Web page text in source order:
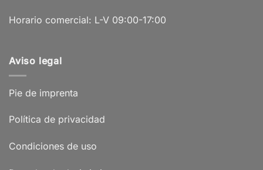
Horario comercial: L-V 09:00-17:00
Aviso legal
Pie de imprenta
Política de privacidad
Condiciones de uso